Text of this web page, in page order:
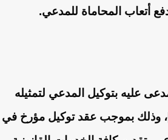
أتعاب المحاماة للمدعي.
عليه بتوكيل المدعي لتمثيله
وذلك بموجب عقد توكيل مؤرخ في